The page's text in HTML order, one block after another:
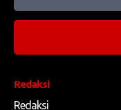
Redaksi
Redaksi